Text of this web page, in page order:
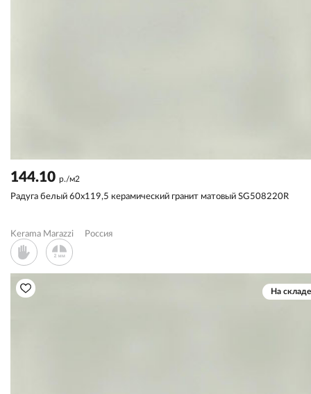
144.10 р./м2
Радуга белый 60x119,5 керамический гранит матовый SG508220R
Kerama Marazzi Россия
На складе